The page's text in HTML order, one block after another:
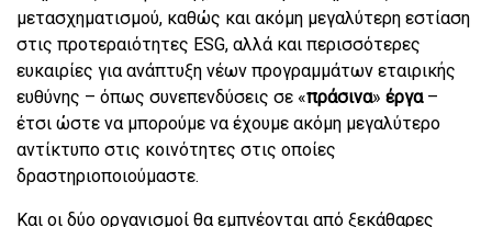
μετασχηματισμού, καθώς και ακόμη μεγαλύτερη εστίαση
στις προτεραιότητες ESG, αλλά και περισσότερες
ευκαιρίες για ανάπτυξη νέων προγραμμάτων εταιρικής
ευθύνης – όπως συνεπενδύσεις σε «πράσινα» έργα–
έτσι ώστε να μπορούμε να έχουμε ακόμη μεγαλύτερο
αντίκτυπο στις κοινότητες στις οποίες
δραστηριοποιούμαστε.
Και οι δύο οργανισμοί θα εμπνέονται από ξεκάθαρες